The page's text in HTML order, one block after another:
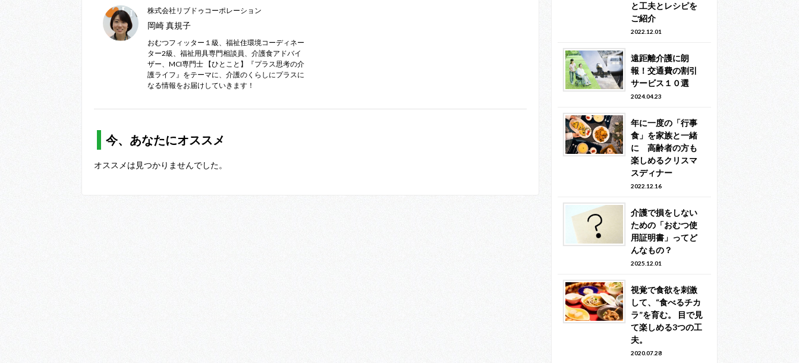
株式会社リブドゥコーポレーション
岡崎 真規子
おむつフィッター１級、福祉住環境コーディネー
ター2級、福祉用具専門相談員、介護食アドバイ
ザー、MCI専門士 【ひとこと】『プラス思考の介
護ライフ』をテーマに、介護のくらしにプラスに
なる情報をお届けしていきます！
今、あなたにオススメ
オススメは見つかりませんでした。
と工夫とレシピを
ご紹介
2022.12.01
遠距離介護に朗
報！交通費の割引
サービス１０選
2024.04.23
年に一度の「行事
食」を家族と一緒
に 高齢者の方も
楽しめるクリスマ
スディナー
2022.12.16
介護で損をしない
ための「おむつ使
用証明書」ってど
んなもの？
2025.12.01
視覚で食欲を刺激
して、“食べるチカ
ラ”を育む。 目で見
て楽しめる3つの工
夫。
2020.07.28